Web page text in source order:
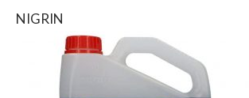
NIGRIN